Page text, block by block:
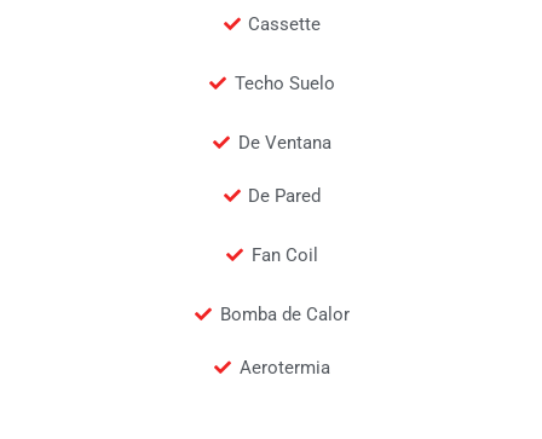
Cassette
Techo Suelo
De Ventana
De Pared
Fan Coil
Bomba de Calor
Aerotermia